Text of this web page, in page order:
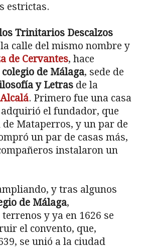
estrictas.
Trinitarios Descalzos
calle del mismo nombre y
de Cervantes, hace
colegio de Málaga, sede de
y Letras de la
. Primero fue una casa
el fundador, que
Mataperros, y un par de
un par de casas más,
instalaron un
y tras algunos
de Málaga,
y ya en 1626 se
el convento, que,
se unió a la ciudad